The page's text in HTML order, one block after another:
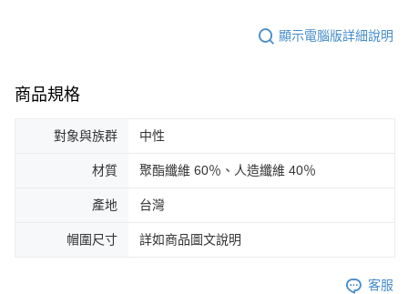
顯示電腦版詳細說明
商品規格
對象與族群 中性
材質 聚酯纖維 60％、人造纖維 40％
產地 台灣
帽圍尺寸 詳如商品圖文說明
客服